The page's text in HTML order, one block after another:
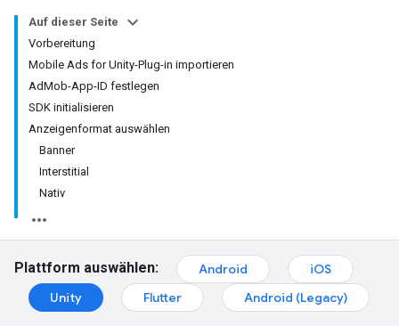
Auf dieser Seite
Vorbereitung
Mobile Ads for Unity-Plug-in importieren
AdMob-App-ID festlegen
SDK initialisieren
Anzeigenformat auswählen
Banner
Interstitial
Nativ
Plattform auswählen: Android
iOS
Unity
Flutter Android (Legacy)